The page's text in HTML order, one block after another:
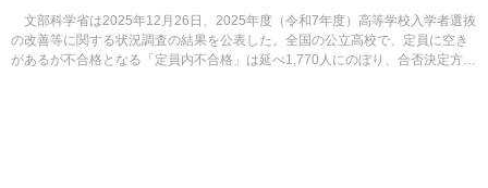
文部科学省は2025年12月26日、2025年度（令和7年度）高等学校入学者選抜
の改善等に関する状況調査の結果を公表した。全国の公立高校で、定員に空き
があるが不合格となる「定員内不合格」は延べ1,770人にのぼり、合否決定方針